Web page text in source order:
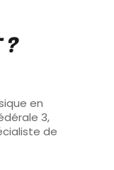
?
en
3,
de